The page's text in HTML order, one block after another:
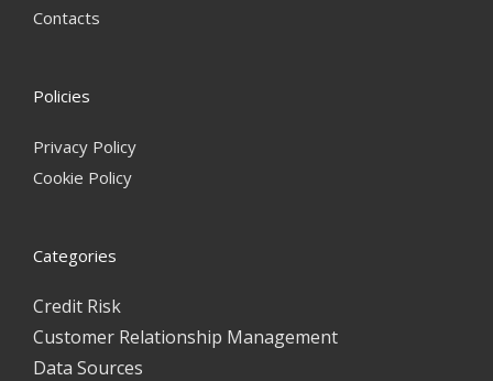
Contacts
Policies
Privacy Policy
Cookie Policy
Categories
Credit Risk
Customer Relationship Management
Data Sources